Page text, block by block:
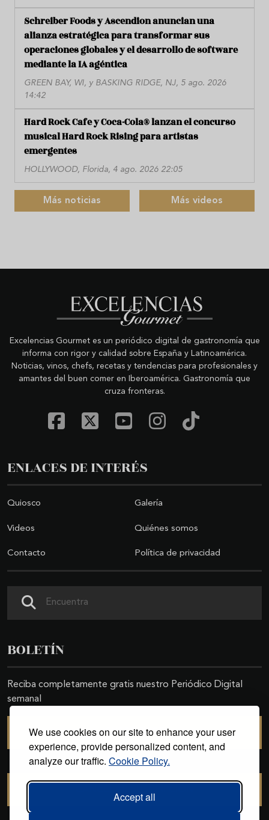
We use cookies on our site to enhance your user
experience, provide personalized content, and
analyze our traffic. Cookie Policy.
Accept all
Schreiber Foods y Ascendion anuncian una
alianza estratégica para transformar sus
operaciones globales y el desarrollo de software
mediante la IA agéntica
GREEN BAY, WI, y BASKING RIDGE, NJ, 5 ago. 2026
14:42
Hard Rock Cafe y Coca-Cola® lanzan el concurso
musical Hard Rock Rising para artistas
emergentes
HOLLYWOOD, Florida, 4 ago. 2026 22:05
Más noticias Más videos
Excelencias Gourmet es un periódico digital de gastronomía que
informa con rigor y calidad sobre España y Latinoamérica.
Noticias, vinos, chefs, recetas y tendencias para profesionales y
amantes del buen comer en Iberoamérica. Gastronomía que
cruza fronteras.
ENLACES DE INTERÉS
Quiosco Galería
Videos Quiénes somos
Contacto Política de privacidad
BOLETÍN
Reciba completamente gratis nuestro Periódico Digital
semanal
SUSCRIBIRSE